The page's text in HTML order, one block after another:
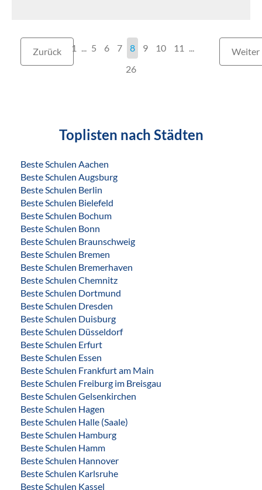
Zurück 1 5 6 7 8 9 10 11
26
Weiter
Toplisten nach Städten
Beste Schulen Aachen
Beste Schulen Augsburg
Beste Schulen Berlin
Beste Schulen Bielefeld
Beste Schulen Bochum
Beste Schulen Bonn
Beste Schulen Braunschweig
Beste Schulen Bremen
Beste Schulen Bremerhaven
Beste Schulen Chemnitz
Beste Schulen Dortmund
Beste Schulen Dresden
Beste Schulen Duisburg
Beste Schulen Düsseldorf
Beste Schulen Erfurt
Beste Schulen Essen
Beste Schulen Frankfurt am Main
Beste Schulen Freiburg im Breisgau
Beste Schulen Gelsenkirchen
Beste Schulen Hagen
Beste Schulen Halle (Saale)
Beste Schulen Hamburg
Beste Schulen Hamm
Beste Schulen Hannover
Beste Schulen Karlsruhe
Beste Schulen Kassel